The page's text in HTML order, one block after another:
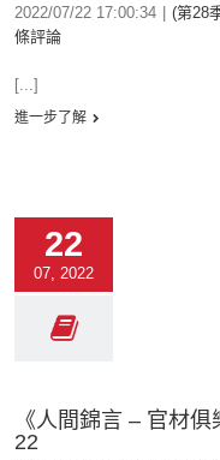
2022/07/22 17:00:34 (第28
條評論
[...]
進一步了解
22
07, 2022
《人間錦言 – 官材
22